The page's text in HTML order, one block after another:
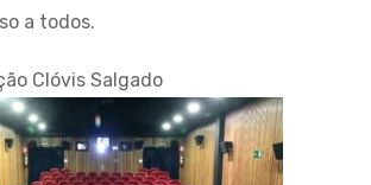
a todos.
Clóvis Salgado